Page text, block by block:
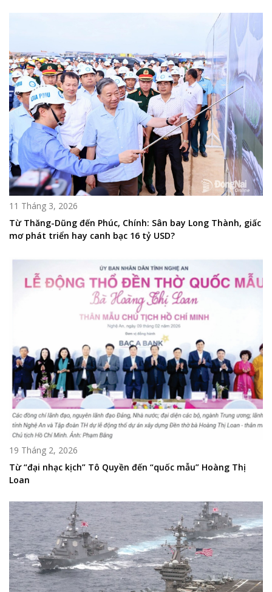
11 Tháng 3, 2026
Từ Thăng-Dũng đến Phúc, Chính: Sân bay Long Thành, giấc
mơ phát triển hay canh bạc 16 tỷ USD?
19 Tháng 2, 2026
Từ “đại nhạc kịch” Tô Quyền đến “quốc mẫu” Hoàng Thị
Loan